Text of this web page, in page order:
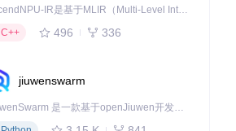
AscendNPU-IR是基于MLIR（Multi-Level Intermediate Representation）构建的，面向昇腾亲和算子编译时使用的中间表示，提供昇腾完备表达能力，通过编译优化提升昇腾AI处理器计算效率，支持通过生态框架使能昇腾AI处理器与深度调优
C++
496 336
jiuwenswarm
JiuwenSwarm 是一款基于openJiuwen开发的智能AI Agent，它能够将大语言模型的强大能力，通过你日常使用的各类通讯应用，直接延伸至你的指尖。